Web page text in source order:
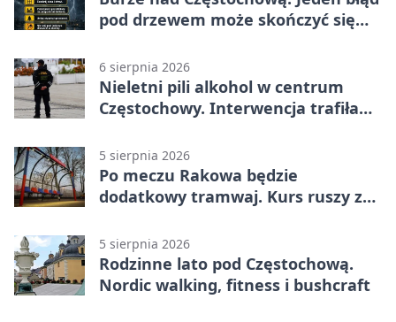
pod drzewem może skończyć się
6 sierpnia 2026
Nieletni pili alkohol w centrum
Częstochowy. Interwencja trafiła
5 sierpnia 2026
Po meczu Rakowa będzie
dodatkowy tramwaj. Kurs ruszy ze
5 sierpnia 2026
Rodzinne lato pod Częstochową.
Nordic walking, fitness i bushcraft